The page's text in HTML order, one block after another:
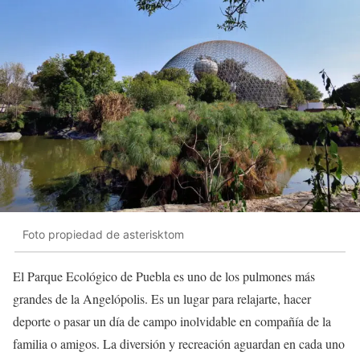
Foto propiedad de asterisktom
El Parque Ecológico de Puebla es uno de los pulmones más
grandes de la Angelópolis. Es un lugar para relajarte, hacer
deporte o pasar un día de campo inolvidable en compañía de la
familia o amigos. La diversión y recreación aguardan en cada uno